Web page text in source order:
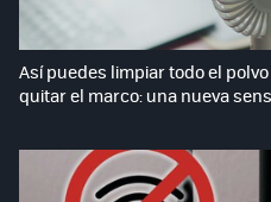
Así puedes limpiar todo el
quitar el marco: una nueva